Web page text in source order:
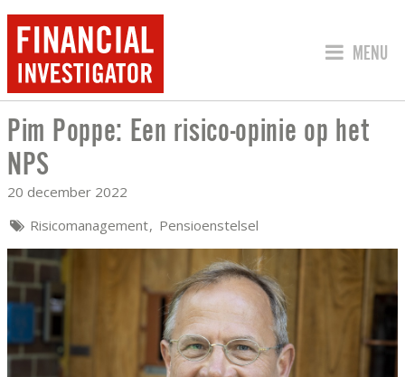
SPRING
MENU
PIM POPPE: EEN RISICO-OPINIE OP
Pim Poppe: Een risico-opinie op het
NPS
20 december 2022
Risicomanagement Pensioenstelsel